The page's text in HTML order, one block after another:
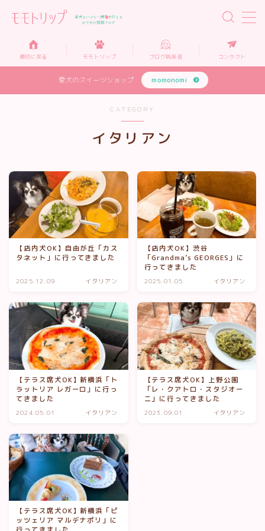
MENU
モモトリップとは…
犬と楽しめる施設
犬グッズ・情報
リンク集
最初に戻る モモトリップ ブログ執筆者 コンタクト
愛犬のスイーツショップ momonomi
CATEGORY
イタリアン
【店内犬OK】自由が丘「カス
タネット」に行ってきました
2025.12.09 イタリアン
【店内犬OK】渋谷
「Grandma’s GEORGES」に
行ってきました
2025.01.05 イタリアン
【テラス席犬OK】新横浜「ト
ラットリア レガーロ」に行っ
てきました
2024.05.01 イタリアン
【テラス席犬OK】上野公園
「レ・クアトロ・スタジオー
ニ」に行ってきました
2023.09.01 イタリアン
【テラス席犬OK】新横浜「ピ
ッツェリア マルデナポリ」に